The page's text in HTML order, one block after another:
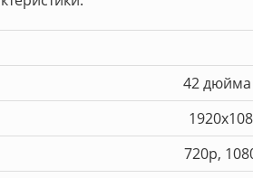
42 дюйма
720p,